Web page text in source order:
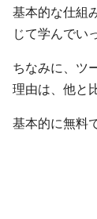
基本的な仕組
じて学んでい
ちなみに、ツ
理由は、他と
基本的に無料